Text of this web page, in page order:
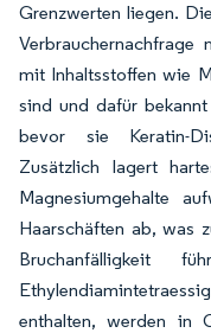
Grenzwerten liegen.
Verbrauchernachfrage
mit Inhaltsstoffen wie
sind und dafür
bevor sie Keratin-
Zusätzlich lagert
Magnesiumgehalte
Haarschäften ab, was
Bruchanfälligkeit
enthalten, werden in